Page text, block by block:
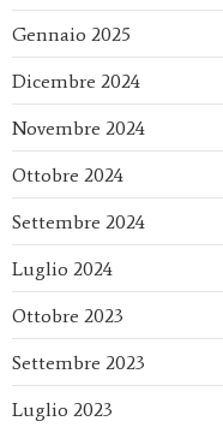
Gennaio 2025
Dicembre 2024
Novembre 2024
Ottobre 2024
Settembre 2024
Luglio 2024
Ottobre 2023
Settembre 2023
Luglio 2023